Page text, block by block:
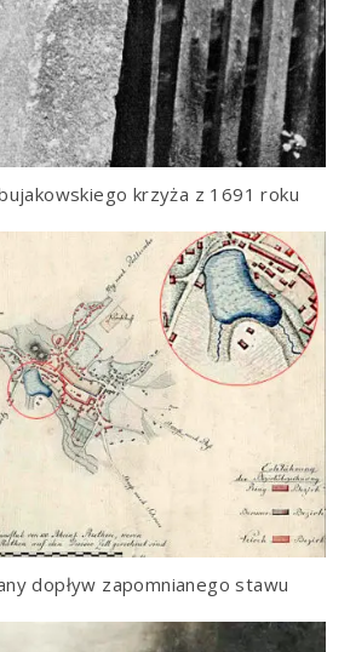
krzyża z 1691 roku
dopływ zapomnianego stawu